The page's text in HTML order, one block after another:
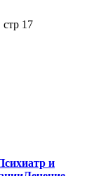
стр 17
и